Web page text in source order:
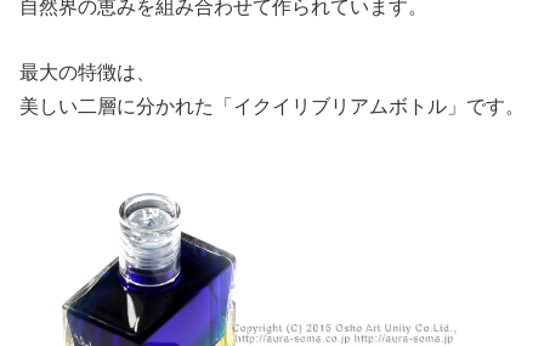
自然界の恵みを組み合わせて作られています。
最大の特徴は、
美しい二層に分かれた「イクイリブリアムボトル」です。